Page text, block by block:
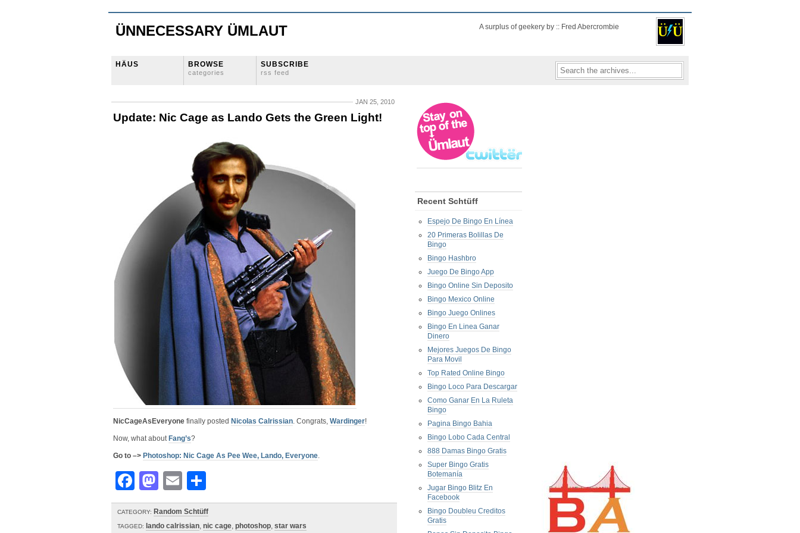
ÜNNECESSARY ÜMLAUT A surplus of geekery by :: Fred Abercrombie
HÄUS BROWSE
categories
SUBSCRIBE
rss feed
JAN 25, 2010
Update: Nic Cage as Lando Gets the Green Light!
NicCageAsEveryone finally posted Nicolas Calrissian. Congrats, Wardinger!
Now, what about Fang’s?
Go to –> Photoshop: Nic Cage As Pee Wee, Lando, Everyone.
Facebook
Mastodon
Email
CATEGORY: Random Schtüff
TAGGED: lando calrissian, nic cage, photoshop, star wars
Recent Schtüff
Espejo De Bingo En Línea
20 Primeras Bolillas De
Bingo
Bingo Hashbro
Juego De Bingo App
Bingo Online Sin Deposito
Bingo Mexico Online
Bingo Juego Onlines
Bingo En Linea Ganar
Dinero
Mejores Juegos De Bingo
Para Movil
Top Rated Online Bingo
Bingo Loco Para Descargar
Como Ganar En La Ruleta
Bingo
Pagina Bingo Bahia
Bingo Lobo Cada Central
888 Damas Bingo Gratis
Super Bingo Gratis
Botemanía
Jugar Bingo Blitz En
Facebook
Bingo Doubleu Creditos
Gratis